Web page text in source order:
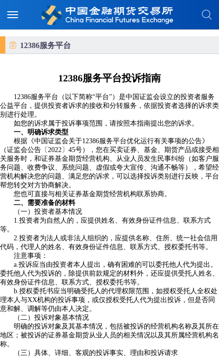
12386服务平台
12386服务平台投诉指南
12386服务平台（以下简称“平台”）是中国证监会设立的投资者服务
公益平台，提供投资者诉求的接收和分转服务，依据投资者选择的诉求类
别进行处理。
如您的诉求属于投诉事项范围，请按照本指南提出您的诉求。
一、明确诉求类型
根据《中国证监会关于12386服务平台优化运行有关事项的公告》
（证监会公告〔2022〕45号），您在买卖证券、基金、期货产品或接受相
关服务时，和证券基金期货经营机构、从业人员发生民事纠纷（如客户服
务问题、收费争议、系统问题、虚假或夸大宣传、沟通不畅等），希望经
营机构解决您的问题、满足您的诉求，可以选择投诉类别进行反映，平台
帮您转交对方协商解决。
您也可直接与相关证券基金期货经营机构联系协商。
二、需要准备的材料
（一）投资者基本情况
1.投资者为自然人的，应提供姓名、有效身份证件信息、联系方式
等。
2.投资者为法人或非法人组织的，应提供名称、住所、统一社会信用
代码，代理人的姓名、有效身份证件信息、联系方式、授权委托书等。
注意事项：
a.投诉应当由投资者本人提出，确有困难的可以委托他人代为提出。
委托他人代为投诉的，除提供前款规定的材料外，还应提供受托人姓名、
有效身份证件信息、联系方式、授权委托书等。
b.授权委托书应当明确受托人的代理权限范围，如授权受托人全权处
理本人与XX机构的投诉事项，或仅授权受托人代为提出投诉，但是否同
意和解、调解等仍由本人决定。
（二）投诉对象基本情况
明确的投诉对象及其基本情况，包括被投诉的经营机构名称及其所在
地区；被投诉的证券基金期货从业人员的相关情况以及其所属经营机构名
称。
（三）具体、详细、客观的投诉事实、理由和投诉请求